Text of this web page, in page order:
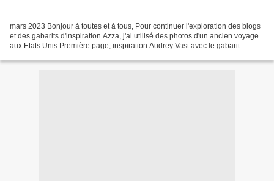
mars 2023 Bonjour à toutes et à tous, Pour continuer l'exploration des blogs
et des gabarits d'inspiration Azza, j'ai utilisé des photos d'un ancien voyage
aux Etats Unis Première page, inspiration Audrey Vast avec le gabarit